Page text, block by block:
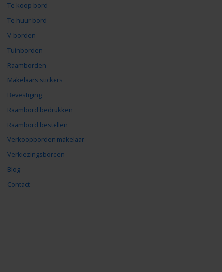
Te koop bord
Te huur bord
V-borden
Tuinborden
Raamborden
Makelaars stickers
Bevestiging
Raambord bedrukken
Raambord bestellen
Verkoopborden makelaar
Verkiezingsborden
Blog
Contact